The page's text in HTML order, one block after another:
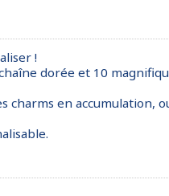
!
dorée et 10
charms en accumulation,